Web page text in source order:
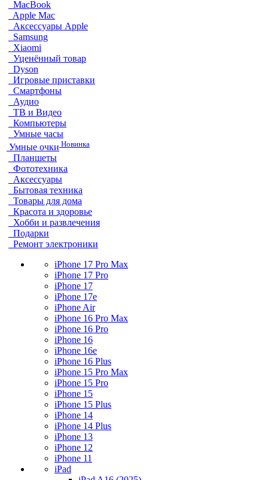
MacBook
Apple Mac
Аксессуары Apple
Samsung
Xiaomi
Уценённый товар
Dyson
Игровые приставки
Смартфоны
Аудио
ТВ и Видео
Компьютеры
Умные часы
Умные очки Новинка
Планшеты
Фототехника
Аксессуары
Бытовая техника
Товары для дома
Красота и здоровье
Хобби и развлечения
Подарки
Ремонт электроники
iPhone 17 Pro Max
iPhone 17 Pro
iPhone 17
iPhone 17e
iPhone Air
iPhone 16 Pro Max
iPhone 16 Pro
iPhone 16
iPhone 16e
iPhone 16 Plus
iPhone 15 Pro Max
iPhone 15 Pro
iPhone 15
iPhone 15 Plus
iPhone 14
iPhone 14 Plus
iPhone 13
iPhone 12
iPhone 11
iPad